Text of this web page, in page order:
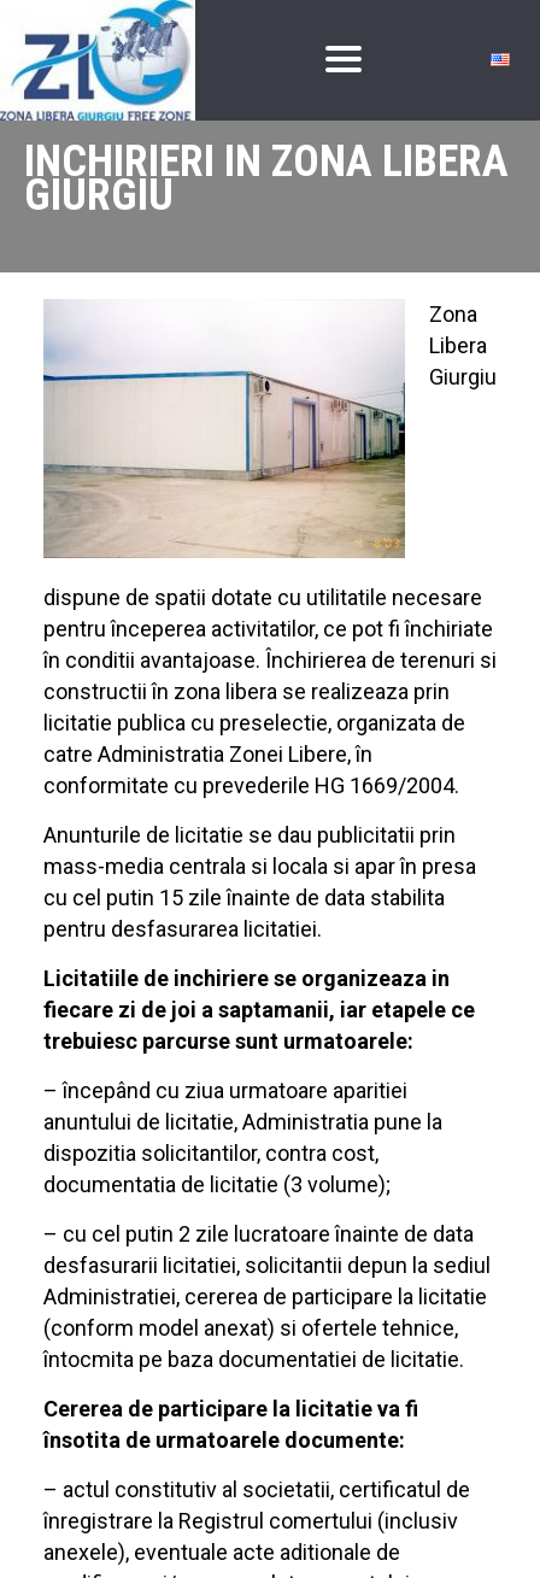
INCHIRIERI IN ZONA LIBERA
GIURGIU
Zona
Libera
Giurgiu
dispune de spatii dotate cu utilitatile necesare
pentru începerea activitatilor, ce pot fi închiriate
în conditii avantajoase. Închirierea de terenuri si
constructii în zona libera se realizeaza prin
licitatie publica cu preselectie, organizata de
catre Administratia Zonei Libere, în
conformitate cu prevederile HG 1669/2004.
Anunturile de licitatie se dau publicitatii prin
mass-media centrala si locala si apar în presa
cu cel putin 15 zile înainte de data stabilita
pentru desfasurarea licitatiei.
Licitatiile de inchiriere se organizeaza in
fiecare zi de joi a saptamanii, iar etapele ce
trebuiesc parcurse sunt urmatoarele:
– începând cu ziua urmatoare aparitiei
anuntului de licitatie, Administratia pune la
dispozitia solicitantilor, contra cost,
documentatia de licitatie (3 volume);
– cu cel putin 2 zile lucratoare înainte de data
desfasurarii licitatiei, solicitantii depun la sediul
Administratiei, cererea de participare la licitatie
(conform model anexat) si ofertele tehnice,
întocmita pe baza documentatiei de licitatie.
Cererea de participare la licitatie va fi
însotita de urmatoarele documente:
– actul constitutiv al societatii, certificatul de
înregistrare la Registrul comertului (inclusiv
anexele), eventuale acte aditionale de